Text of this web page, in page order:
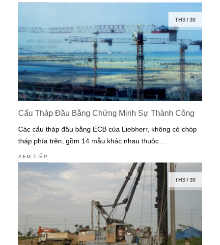
TH3/ 30
Cẩu Tháp Đầu Bằng Chứng Minh Sự Thành Công
Các cẩu tháp đầu bằng ECB của Liebherr, không có chóp
tháp phía trên, gồm 14 mẫu khác nhau thuộc…
XEM TIẾP
TH3/ 30